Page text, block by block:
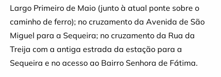
Largo Primeiro de Maio (junto à atual ponte sobre o
caminho de ferro); no cruzamento da Avenida de São
Miguel para a Sequeira; no cruzamento da Rua da
Treija com a antiga estrada da estação para a
Sequeira e no acesso ao Bairro Senhora de Fátima.